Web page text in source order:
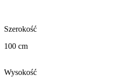
Szerokość
100 cm
Wysokość